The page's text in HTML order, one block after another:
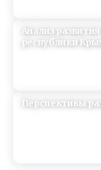
Анализ
республики
Перспективы